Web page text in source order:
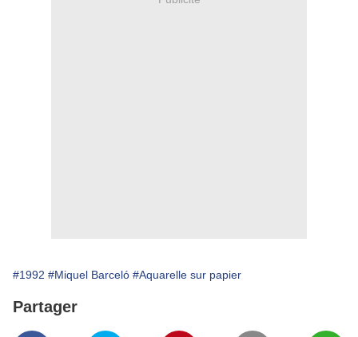
#1992 #Miquel Barceló #Aquarelle sur papier
Partager